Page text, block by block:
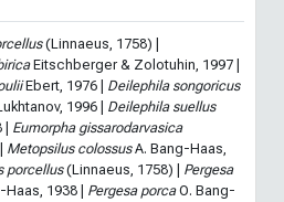
(Linnaeus, 1758) |
Eitschberger & Zolotuhin, 1997 |
Ebert, 1976 | Deilephila songoricus
1996 | Deilephila suellus
Eumorpha gissarodarvasica
Metopsilus colossusA. Bang-Haas,
porcellus(Linnaeus, 1758) | Pergesa
1938 | Pergesa porcaO. Bang-